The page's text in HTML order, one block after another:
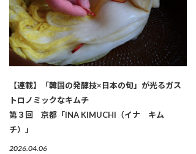
【連載】「韓国の発酵技×日本の旬」が光るガス
トロノミックなキムチ
第３回 京都「INA KIMUCHI（イナ キム
チ）」
2026.04.06